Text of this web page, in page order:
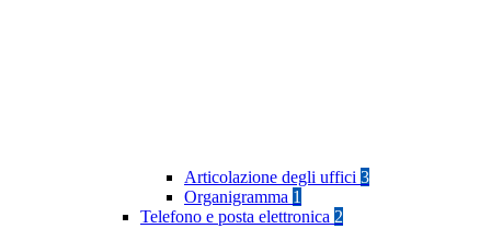
Articolazione degli uffici 3
Organigramma 1
Telefono e posta elettronica 2